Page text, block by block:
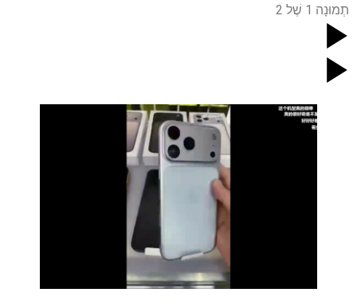
תְמוּנָה 1 שֶׁל 2